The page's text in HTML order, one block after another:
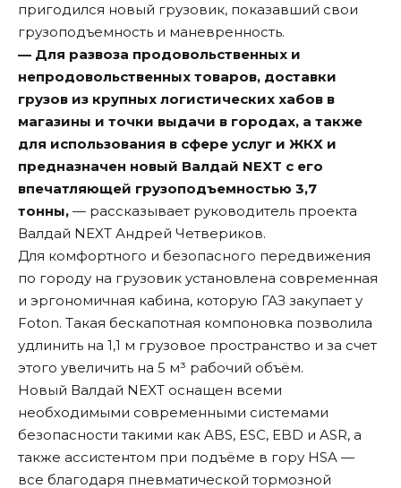
пригодился новый грузовик, показавший свои
грузоподъемность и маневренность.
— Для развоза продовольственных и
непродовольственных товаров, доставки
грузов из крупных логистических хабов в
магазины и точки выдачи в городах, а также
для использования в сфере услуг и ЖКХ и
предназначен новый Валдай NEXT с его
впечатляющей грузоподъемностью 3,7
тонны, — рассказывает руководитель проекта
Валдай NEXT Андрей Четвериков.
Для комфортного и безопасного передвижения
по городу на грузовик установлена современная
и эргономичная кабина, которую ГАЗ закупает у
Foton. Такая бескапотная компоновка позволила
удлинить на 1,1 м грузовое пространство и за счет
этого увеличить на 5 м³ рабочий объём.
Новый Валдай NEXT оснащен всеми
необходимыми современными системами
безопасности такими как ABS, ESC, EBD и ASR, а
также ассистентом при подъёме в гору HSA —
все благодаря пневматической тормозной